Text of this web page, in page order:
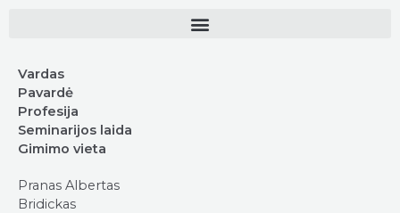
Vardas
Pavardė
Profesija
Seminarijos laida
Gimimo vieta
Pranas Albertas
Bridickas